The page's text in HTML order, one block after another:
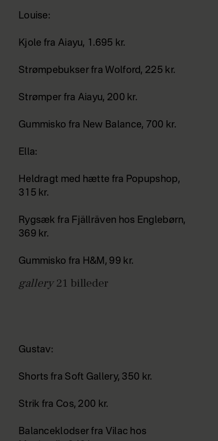
Louise:
Kjole fra Aiayu, 1.695 kr.
Strømpebukser fra Wolford, 225 kr.
Strømper fra Aiayu, 200 kr.
Gummisko fra New Balance, 700 kr.
Ella:
Heldragt med hætte fra Popupshop,
315 kr.
Rygsæk fra Fjällräven hos Englebørn,
369 kr.
Gummisko fra H&M, 99 kr.
gallery 21 billeder
Gustav:
Shorts fra Soft Gallery, 350 kr.
Strik fra Cos, 200 kr.
Balanceklodser fra Vilac hos